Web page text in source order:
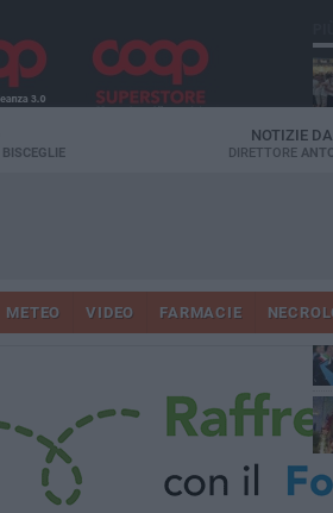
BISCEGLIE
NOTIZIE
DIRETTORE
METEO VIDEO FARMACIE